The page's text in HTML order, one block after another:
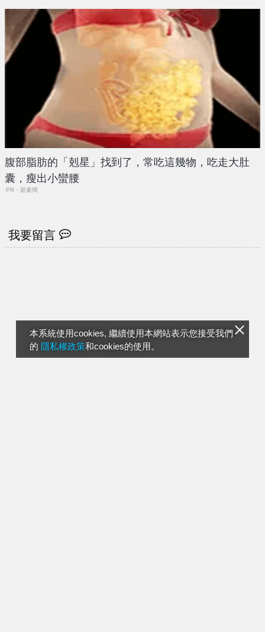
本系統使用cookies, 繼續使用本網站表示您接受我們
的 隱私權政策和cookies的使用。
腹部脂肪的「剋星」找到了，常吃這幾物，吃走大肚
囊，瘦出小蠻腰
PR・新素簡
我要留言